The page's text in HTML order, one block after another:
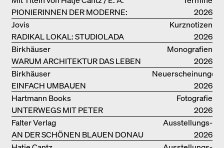
PIONIERINNEN DER MODERNE:
DANKE FÜR DAS INTERESSE AN
UNSERER DRITTEN BÜCHERSOIRÉE!
Seemann / Promedia
2026
Kurznotizen
RADIKAL LOKAL: STUDIOLADA
Jovis
2026
Monografien
WARUM ARCHITEKTUR DAS LEBEN
VERBESSERN KANN: ANNA
HERINGER
Birkhäuser
2026
Neuerscheinungen
EINFACH UMBAUEN
Birkhäuser
2026
Fotografie
UNTERWEGS MIT PETER
BIALOBRZESKI
Hartmann Books
2026
Ausstellungs­
kataloge
AN DER SCHÖNEN BLAUEN DONAU
Falter Verlag
2026